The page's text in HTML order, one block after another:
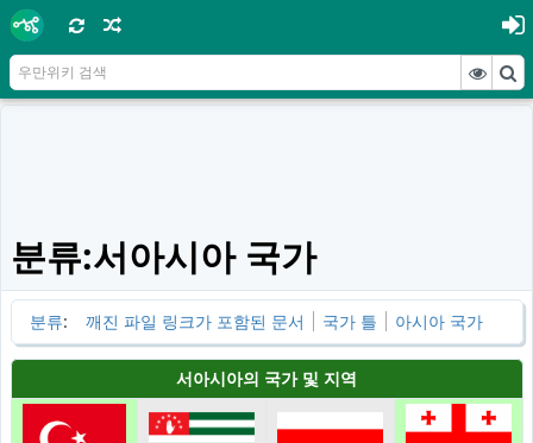
분류:서아시아 국가
분류: 깨진 파일 링크가 포함된 문서 국가 틀 아시아 국가
서아시아의 국가 및 지역